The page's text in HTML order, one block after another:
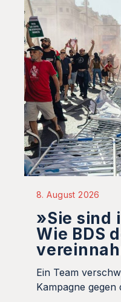
8. August 2026
»Sie sind
Wie BDS
Ein Team
Kampagne gegen